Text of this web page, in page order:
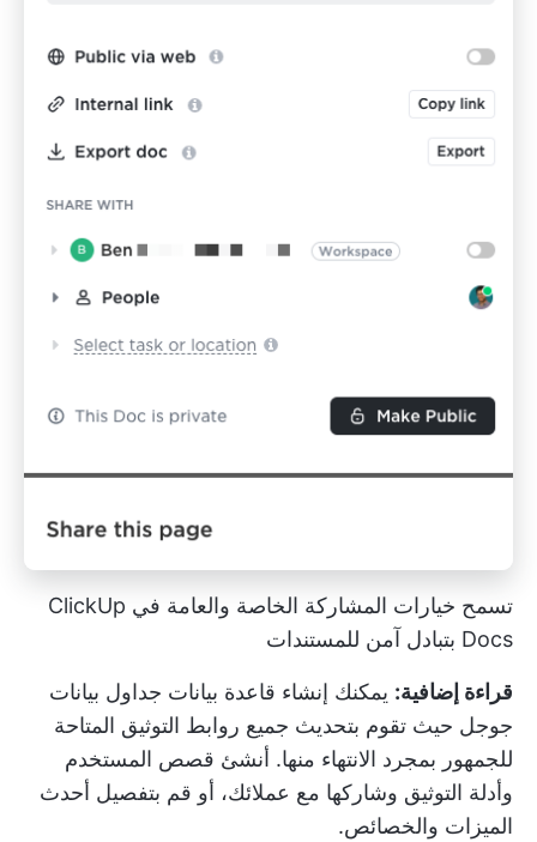
تسمح خيارات المشاركة الخاصة والعامة في ClickUp
Docs بتبادل آمن للمستندات
قراءة إضافية: يمكنك إنشاء قاعدة بيانات جداول بيانات
جوجل حيث تقوم بتحديث جميع روابط التوثيق المتاحة
للجمهور بمجرد الانتهاء منها. أنشئ قصص المستخدم
وأدلة التوثيق وشاركها مع عملائك، أو قم بتفصيل أحدث
الميزات والخصائص.